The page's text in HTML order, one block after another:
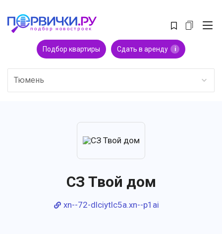
Подбор квартиры Сдать в аренду i
Тюмень
СЗ Твой дом
xn--72-dlciytlc5a.xn--p1ai